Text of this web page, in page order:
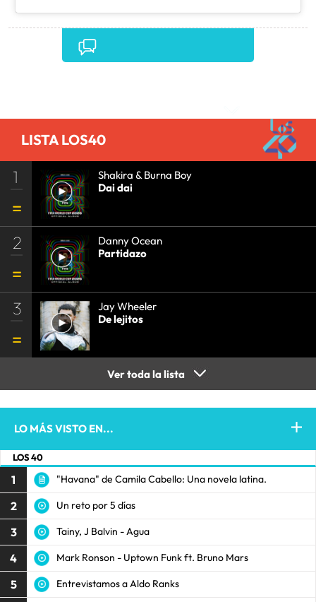
LISTA LOS40
1
Shakira & Burna Boy
Dai dai
2
Danny Ocean
Partidazo
3
Jay Wheeler
De lejitos
Ver toda la lista
LO MÁS VISTO EN...
LOS 40
1 "Havana" de Camila Cabello: Una novela latina.
2 Un reto por 5 días
3 Tainy, J Balvin - Agua
4 Mark Ronson - Uptown Funk ft. Bruno Mars
5 Entrevistamos a Aldo Ranks